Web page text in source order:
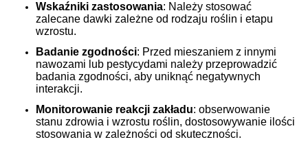
Wskaźniki zastosowania: Należy stosować
zalecane dawki zależne od rodzaju roślin i etapu
wzrostu.
Badanie zgodności: Przed mieszaniem z innymi
nawozami lub pestycydami należy przeprowadzić
badania zgodności, aby uniknąć negatywnych
interakcji.
Monitorowanie reakcji zakładu: obserwowanie
stanu zdrowia i wzrostu roślin, dostosowywanie ilości
stosowania w zależności od skuteczności.